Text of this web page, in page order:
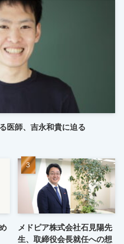
医師、吉永和貴に迫る
メドピア株式会社石見陽先
生、取締役会長就任への想